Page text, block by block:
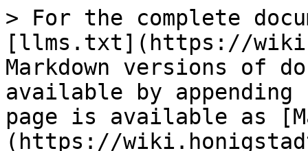
> For the complete
[llms.txt](https://
Markdown versions of
available by
page is available as
(https://